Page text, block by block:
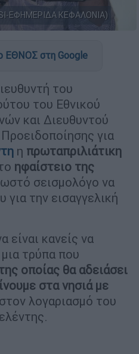
ΕΦΗΜΕΡΙΔΑ ΚΕΦΑΛΟΝΙΑ)
ΕΘΝΟΣ στη Google
του
του Εθνικού
και Διευθυντού
για
η πρωταπριλιάτικη
ηφαίστειο της
σεισμολόγο να
για την εισαγγελική
είναι κανείς να
τρύπα που
οποίας θα αδειάσει
στα νησιά με
λογαριασμό του